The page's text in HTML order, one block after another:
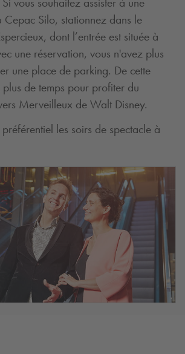
Cepac Silo, stationnez dans le
dont l’entrée est située à
une réservation, vous n'avez plus
une place de parking. De cette
de temps pour profiter du
Merveilleux de Walt Disney.
les soirs de spectacle à